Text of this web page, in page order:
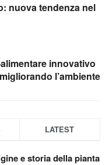
nuova tendenza nel
innovativo
l’ambiente
LATEST
e storia della pianta